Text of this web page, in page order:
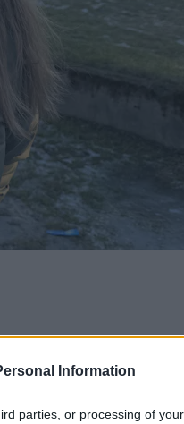
Information
parties, or processing of
landet nytt utsalgssted.Bilde